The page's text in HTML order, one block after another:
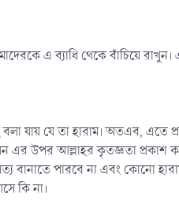
এ ব্যাধি থেকে বাঁচিয়ে
যায় যে তা হারাম। অতএব,
এর উপর আল্লাহর কৃতজ্ঞতা
পারবে না এবং কোনো
কি না।